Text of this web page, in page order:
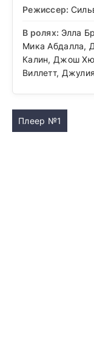
Режиссер:
В ролях: Элла
Мика Абдалла,
Калин, Джош
Виллетт,
Плеер №1